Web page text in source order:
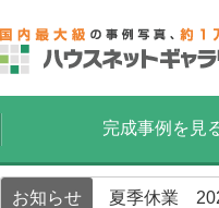
完成事例を見
お知らせ 夏季休業